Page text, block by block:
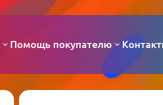
Помощь покупателю